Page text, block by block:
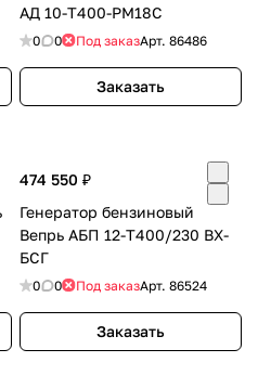
и оперативно
и требования
Российской
servisnoe-
АД 10-Т400-РМ18С
0 0 Под заказАрт. 86486
Заказать
474 550 ₽
Генератор бензиновый
Вепрь АБП 12-Т400/230 ВХ-
БСГ
0 0 Под заказАрт. 86524
Заказать